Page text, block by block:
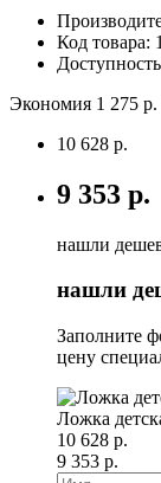
Код товара:
Экономия 1 275 р.
10 628 р.
9 353 р.
нашли
нашли
Заполните
цену
Ложка
10 628 р.
9 353 р.